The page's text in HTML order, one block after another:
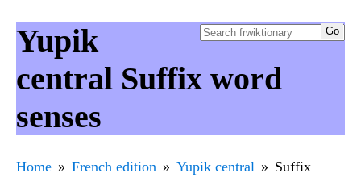
Yupik
central Suffix word
senses
Home French edition Yupik central Suffix